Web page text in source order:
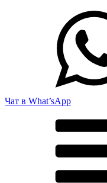
Чат в What’sApp